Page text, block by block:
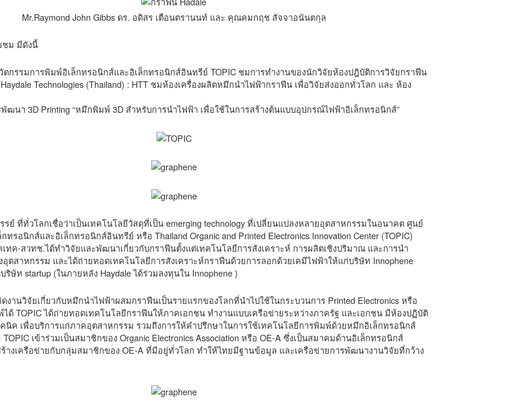
Mr.Raymond John Gibbs ดร. อดิสร เตือนตรานนท์ และ คุณคมกฤช สัจจาอนันตกุล
ชม มีดังนี้
กรรมการพิมพ์อิเล็กทรอนิกส์และอิเล็กทรอนิกส์อินทรีย์ TOPIC ชมการทำงานของนักวิจัยห้องปฎิบัติการวิจัยกราฟีน
Technologies (Thailand) : HTT ชมห้องเครื่องผลิตหมึกนำไฟฟ้ากราฟีน เพื่อวิจัยส่งออกทั่วโลก และ ห้อง
ฒนา 3D Printing “หมึกพิมพ์ 3D สำหรับการนำไฟฟ้า เพื่อใช้ในการสร้างต้นแบบอุปกรณ์ไฟฟ้าอิเล็กทรอนิกส์”
ย์ ที่ทั่วโลกเชื่อว่าเป็นเทคโนโลยีวัสดุที่เป็น emerging technology ที่เปลี่ยนแปลงหลายอุตสาหกรรมในอนาคต ศูนย์
รอนิกส์และอิเล็กทรอนิกส์อินทรีย์ หรือ Thailand Organic and Printed Electronics Innovation Center (TOPIC)
ทค-สวทช.ได้ทำวิจัยและพัฒนาเกี่ยวกับกราฟีนตั้งแต่เทคโนโลยีการสังเคราะห์ การผลิตเชิงปริมาณ และการนำ
อุตสาหกรรม และได้ถ่ายทอดเทคโนโลยีการสังเคราะห์กราฟีนด้วยการลอกด้วยเคมีไฟฟ้าให้แก่บริษัท Innophene
ริษัท startup (ในภายหลัง Haydale ได้ร่วมลงทุนใน Innophene )
ดงานวิจัยเกี่ยวกับหมึกนำไฟฟ้าผสมกราฟีนเป็นรายแรกของโลกที่นำไปใช้ในกระบวนการ Printed Electronics หรือ
ด้ TOPIC ได้ถ่ายทอดเทคโนโลยีกราฟีนให้ภาคเอกชน ทำงานแบบเครือข่ายระหว่างภาครัฐ และเอกชน มีห้องปฏิบัติ
คนิค เพื่อบริการแก่ภาคอุตสาหกรรม รวมถึงการให้คำปรึกษาในการใช้เทคโนโลยีการพิมพ์ด้วยหมึกอิเล็กทรอนิกส์
เข้าร่วมเป็นสมาชิกของ Organic Electronics Association หรือ OE-A ซึ่งเป็นสมาคมด้านอิเล็กทรอนิกส์
างเครือข่ายกับกลุ่มสมาชิกของ OE-A ที่มีอยู่ทั่วโลก ทำให้ไทยมีฐานข้อมูล และเครือข่ายการพัฒนางานวิจัยที่กว้าง